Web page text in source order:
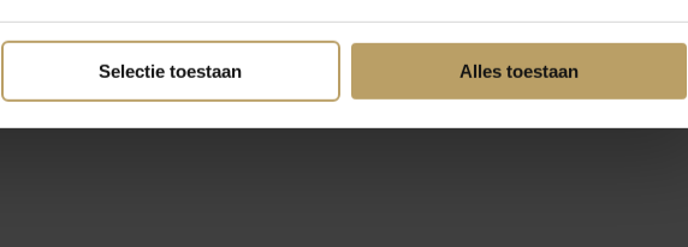
Selectie toestaan Alles toestaan